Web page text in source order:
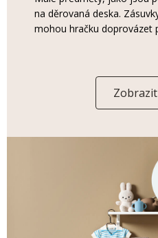
na děrovaná deska.
mohou hračku doprovázet